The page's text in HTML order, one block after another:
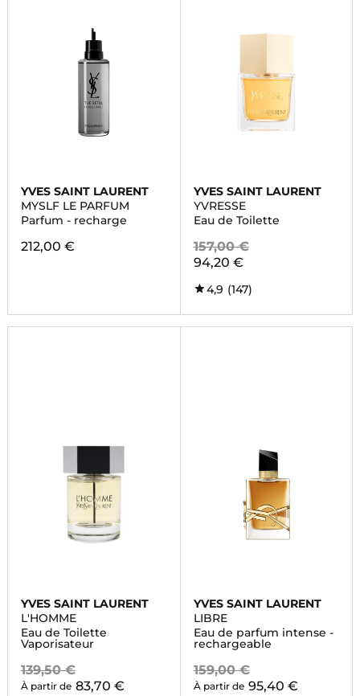
YVES SAINT LAURENT
MYSLF LE PARFUM
Parfum - recharge
212,00 €
YVES SAINT LAURENT
YVRESSE
Eau de Toilette
157,00 €
94,20 €
4,9 (147)
YVES SAINT LAURENT
L'HOMME
Eau de Toilette
Vaporisateur
139,50 €
À partir de 83,70 €
YVES SAINT LAURENT
LIBRE
Eau de parfum intense -
rechargeable
159,00 €
À partir de 95,40 €